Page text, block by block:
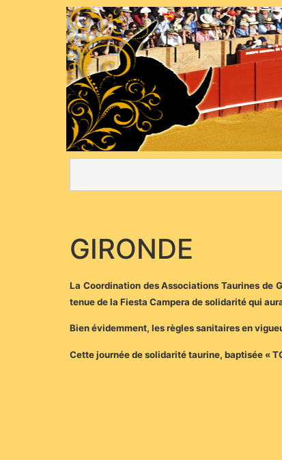
GIRONDE
La Coordination des Associations Taurines de
tenue de la Fiesta Campera de solidarité qui
Bien évidemment, les règles sanitaires en
Cette journée de solidarité taurine, baptisée «